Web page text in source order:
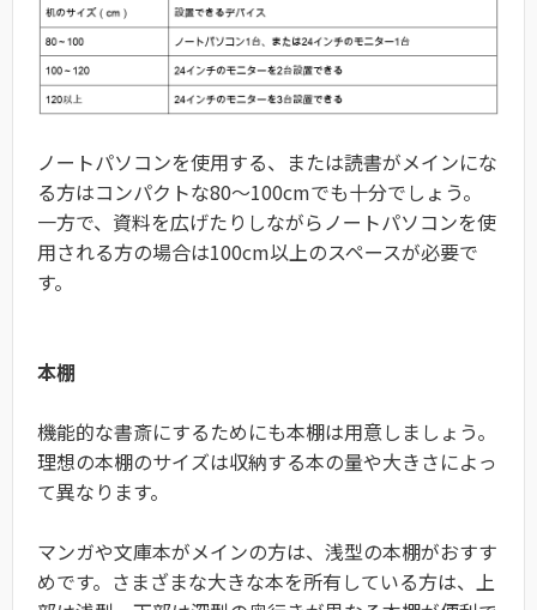
ノートパソコンを使用する、または読書がメインにな
る方はコンパクトな80～100cmでも十分でしょう。
一方で、資料を広げたりしながらノートパソコンを使
用される方の場合は100cm以上のスペースが必要で
す。
本棚
機能的な書斎にするためにも本棚は用意しましょう。
理想の本棚のサイズは収納する本の量や大きさによっ
て異なります。
マンガや文庫本がメインの方は、浅型の本棚がおすす
めです。さまざまな大きな本を所有している方は、上